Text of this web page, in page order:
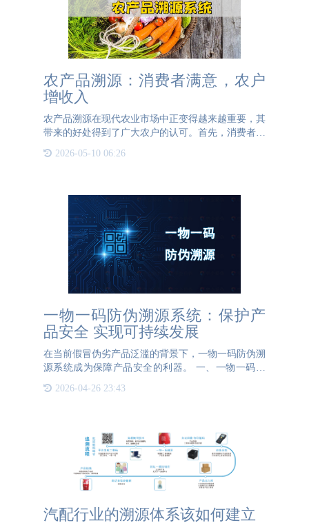
农产品溯源：消费者满意，农户
增收入
农产品溯源在现代农业市场中正变得越来越重要，其
带来的好处得到了广大农户的认可。首先，消费者是
农户的核心关注点，因为他们的购买决定着农户的收
入。为了让消费者满意，农产品溯源提供了一种透明
2026-05-10 06:26
一物一码防伪溯源系统：保护产
品安全 实现可持续发展
在当前假冒伪劣产品泛滥的背景下，一物一码防伪溯
源系统成为保障产品安全的利器。 一、一物一码防
伪溯源系统的工作原理一物一码防伪溯源系统通过给
每个产品标上唯一的标识码，实现产品的溯源与追
2026-04-26 23:43
汽配行业的溯源体系该如何建立